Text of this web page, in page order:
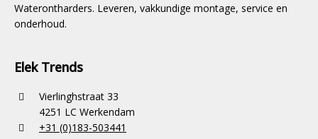
Waterontharders. Leveren, vakkundige montage, service en
onderhoud.
Elek Trends
Vierlinghstraat 33
4251 LC Werkendam
+31 (0)183-503441